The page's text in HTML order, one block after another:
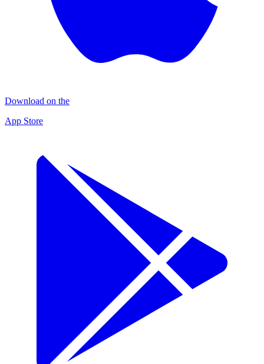
Download on the
App Store